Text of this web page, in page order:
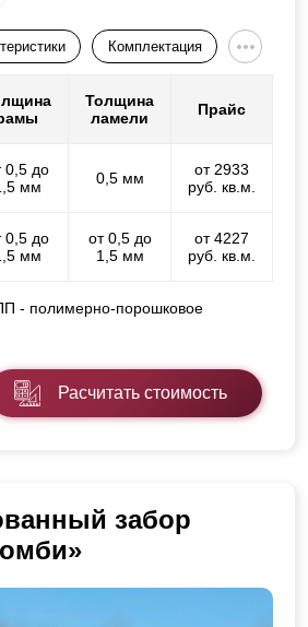
Комплектация
Толщина
ламели
Прайс
0,5 до
мм
0,5 мм
от 2933
руб. кв.м.
0,5 до
мм
от 0,5 до
1,5 мм
от 4227
руб. кв.м.
- полимерно-порошковое
Расчитать стоимость
забор